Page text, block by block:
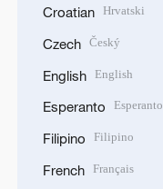
Croatian Hrvatski
Czech Český
English English
Esperanto Esperanto
Filipino Filipino
French Français